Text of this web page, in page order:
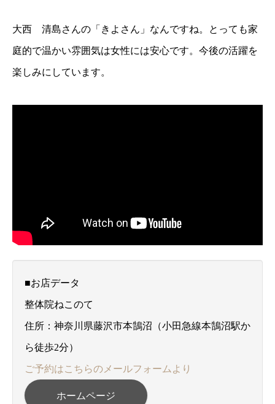
大西 清島さんの「きよさん」なんですね。とっても家
庭的で温かい雰囲気は女性には安心です。今後の活躍を
楽しみにしています。
■お店データ
整体院ねこのて
住所：神奈川県藤沢市本鵠沼（小田急線本鵠沼駅か
ら徒歩2分）
ご予約はこちらのメールフォームより
ホームページ